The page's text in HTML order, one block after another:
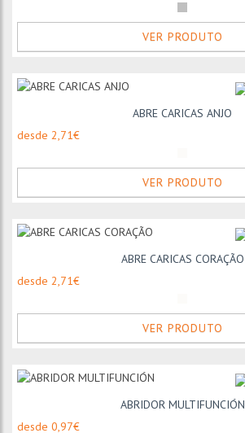
VER PRODUTO
ABRE CARICAS ANJO
desde 2,71€
VER PRODUTO
ABRE CARICAS CORAÇÃO
desde 2,71€
VER PRODUTO
ABRIDOR MULTIFUNCIÓN
desde 0,97€